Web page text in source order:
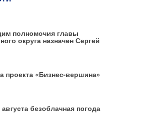
полномочия главы
округа назначен Сергей
проекта «Бизнес‑вершина»
безоблачная погода